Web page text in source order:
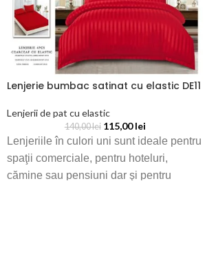
Lenjerie bumbac satinat cu elastic DE11
Lenjerii de pat cu elastic
140,00lei 115,00lei
Lenjeriile în culori uni sunt ideale pentru
spaţii comerciale, pentru hoteluri,
cămine sau pensiuni dar şi pentru